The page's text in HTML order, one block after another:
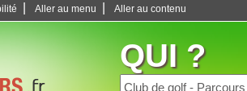
Aller au menu Aller au contenu
QUI ?